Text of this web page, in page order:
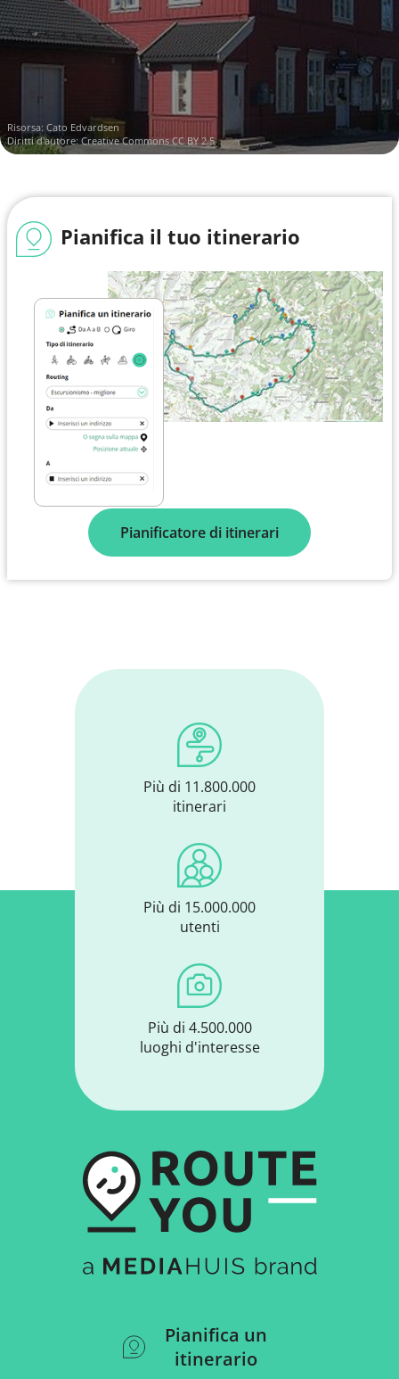
Risorsa: Cato Edvardsen
Diritti d'autore:Creative Commons CC BY 2.5
Pianifica il tuo itinerario
Pianificatore di itinerari
Più di 11.800.000
itinerari
Più di 15.000.000
utenti
Più di 4.500.000
luoghi d'interesse
Pianifica un
itinerario